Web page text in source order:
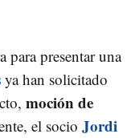
para presentar una
ya han solicitado
moción de
el socio Jordi